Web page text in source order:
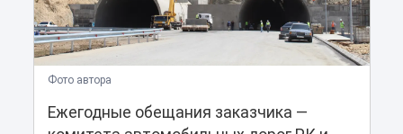
Фото автора
Ежегодные обещания заказчика —